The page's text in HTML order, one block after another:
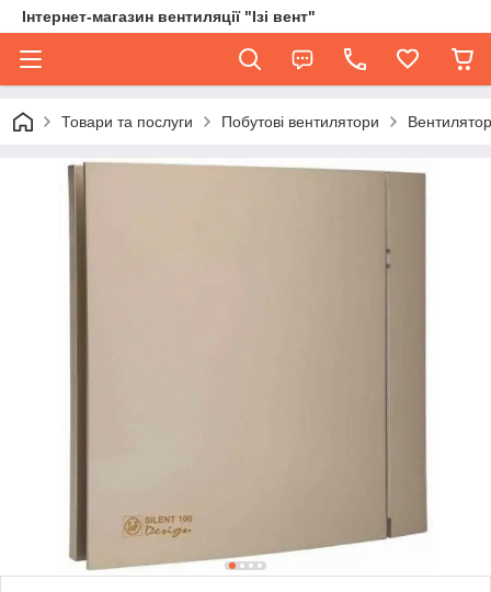
Інтернет-магазин вентиляції "Ізі вент"
Товари та послуги Побутові вентилятори